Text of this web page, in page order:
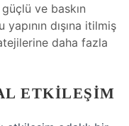
ve baskın
dışına itilmiş
daha fazla
ETKILEŞIM